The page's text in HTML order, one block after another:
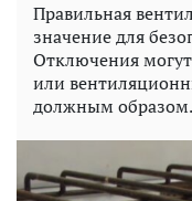
Правильная
значение для
Отключения
или
должным образом.